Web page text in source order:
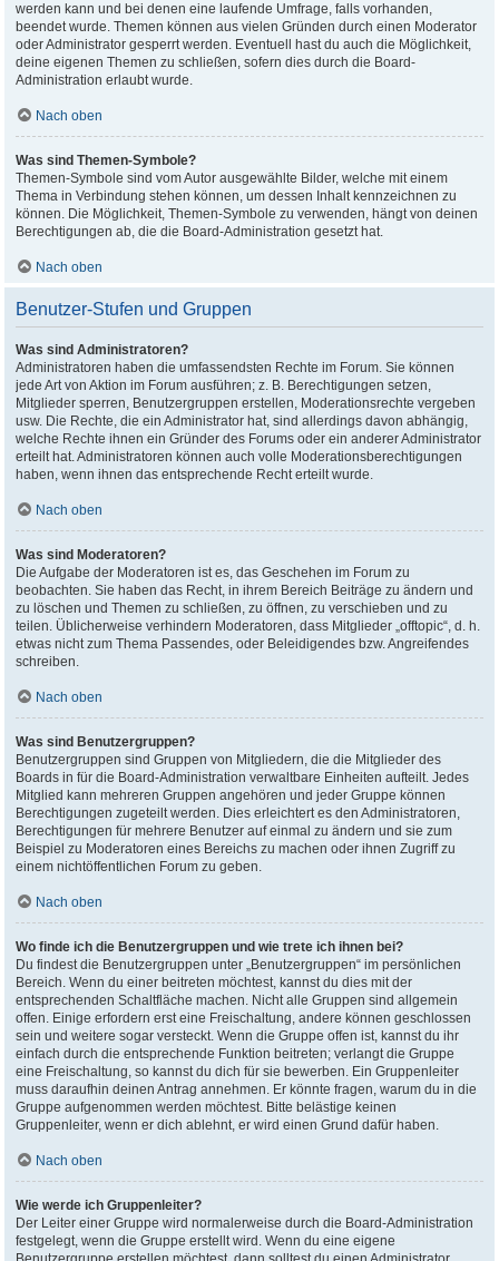
werden kann und bei denen eine laufende Umfrage, falls vorhanden,
beendet wurde. Themen können aus vielen Gründen durch einen Moderator
oder Administrator gesperrt werden. Eventuell hast du auch die Möglichkeit,
deine eigenen Themen zu schließen, sofern dies durch die Board-
Administration erlaubt wurde.
Nach oben
Was sind Themen-Symbole?
Themen-Symbole sind vom Autor ausgewählte Bilder, welche mit einem
Thema in Verbindung stehen können, um dessen Inhalt kennzeichnen zu
können. Die Möglichkeit, Themen-Symbole zu verwenden, hängt von deinen
Berechtigungen ab, die die Board-Administration gesetzt hat.
Nach oben
Benutzer-Stufen und Gruppen
Was sind Administratoren?
Administratoren haben die umfassendsten Rechte im Forum. Sie können
jede Art von Aktion im Forum ausführen; z. B. Berechtigungen setzen,
Mitglieder sperren, Benutzergruppen erstellen, Moderationsrechte vergeben
usw. Die Rechte, die ein Administrator hat, sind allerdings davon abhängig,
welche Rechte ihnen ein Gründer des Forums oder ein anderer Administrator
erteilt hat. Administratoren können auch volle Moderationsberechtigungen
haben, wenn ihnen das entsprechende Recht erteilt wurde.
Nach oben
Was sind Moderatoren?
Die Aufgabe der Moderatoren ist es, das Geschehen im Forum zu
beobachten. Sie haben das Recht, in ihrem Bereich Beiträge zu ändern und
zu löschen und Themen zu schließen, zu öffnen, zu verschieben und zu
teilen. Üblicherweise verhindern Moderatoren, dass Mitglieder „offtopic“, d. h.
etwas nicht zum Thema Passendes, oder Beleidigendes bzw. Angreifendes
schreiben.
Nach oben
Was sind Benutzergruppen?
Benutzergruppen sind Gruppen von Mitgliedern, die die Mitglieder des
Boards in für die Board-Administration verwaltbare Einheiten aufteilt. Jedes
Mitglied kann mehreren Gruppen angehören und jeder Gruppe können
Berechtigungen zugeteilt werden. Dies erleichtert es den Administratoren,
Berechtigungen für mehrere Benutzer auf einmal zu ändern und sie zum
Beispiel zu Moderatoren eines Bereichs zu machen oder ihnen Zugriff zu
einem nichtöffentlichen Forum zu geben.
Nach oben
Wo finde ich die Benutzergruppen und wie trete ich ihnen bei?
Du findest die Benutzergruppen unter „Benutzergruppen“ im persönlichen
Bereich. Wenn du einer beitreten möchtest, kannst du dies mit der
entsprechenden Schaltfläche machen. Nicht alle Gruppen sind allgemein
offen. Einige erfordern erst eine Freischaltung, andere können geschlossen
sein und weitere sogar versteckt. Wenn die Gruppe offen ist, kannst du ihr
einfach durch die entsprechende Funktion beitreten; verlangt die Gruppe
eine Freischaltung, so kannst du dich für sie bewerben. Ein Gruppenleiter
muss daraufhin deinen Antrag annehmen. Er könnte fragen, warum du in die
Gruppe aufgenommen werden möchtest. Bitte belästige keinen
Gruppenleiter, wenn er dich ablehnt, er wird einen Grund dafür haben.
Nach oben
Wie werde ich Gruppenleiter?
Der Leiter einer Gruppe wird normalerweise durch die Board-Administration
festgelegt, wenn die Gruppe erstellt wird. Wenn du eine eigene